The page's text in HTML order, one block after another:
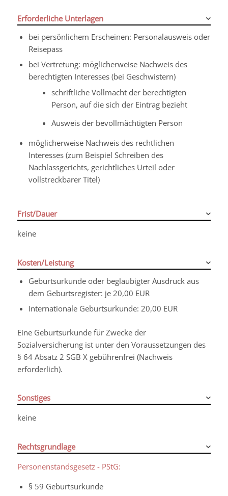
Erforderliche Unterlagen
bei persönlichem Erscheinen: Personalausweis oder
Reisepass
bei Vertretung: möglicherweise Nachweis des
berechtigten Interesses (bei Geschwistern)
schriftliche Vollmacht der berechtigten
Person, auf die sich der Eintrag bezieht
Ausweis der bevollmächtigten Person
möglicherweise Nachweis des rechtlichen
Interesses (zum Beispiel Schreiben des
Nachlassgerichts, gerichtliches Urteil oder
vollstreckbarer Titel)
Frist/Dauer
keine
Kosten/Leistung
Geburtsurkunde oder beglaubigter Ausdruck aus
dem Geburtsregister: je 20,00 EUR
Internationale Geburtsurkunde: 20,00 EUR
Eine Geburtsurkunde für Zwecke der
Sozialversicherung ist unter den Voraussetzungen des
§ 64 Absatz 2 SGB X gebührenfrei (Nachweis
erforderlich).
Sonstiges
keine
Rechtsgrundlage
Personenstandsgesetz - PStG:
§ 59 Geburtsurkunde